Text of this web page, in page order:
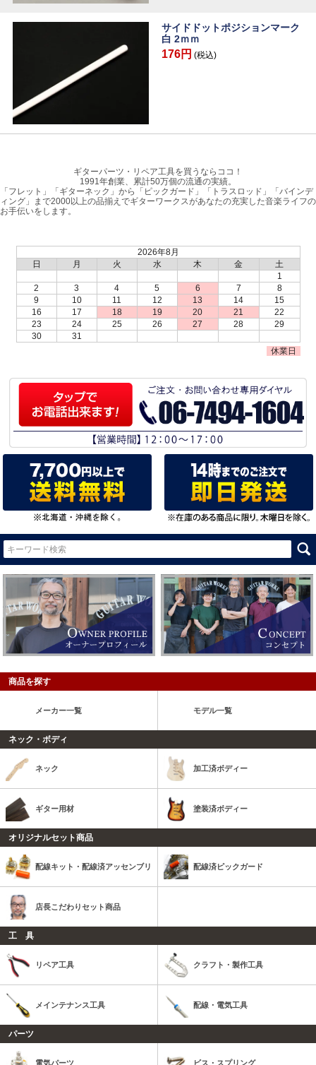
サイドドットポジションマーク
白 2ｍｍ
176円 (税込)
ギターパーツ・リペア工具を買うならココ！
1991年創業、累計50万個の流通の実績。
「フレット」「ギターネック」から「ピックガード」「トラスロッド」「バインデ
ィング」まで2000以上の品揃えでギターワークスがあなたの充実した音楽ライフの
お手伝いをします。
2026年8月
日
月 火 水 木 金
土
1
2
3 4 5 6 7
8
9
10 11 12 13 14
15
16
17 18 19 20 21
22
23
24 25 26 27 28
29
30
31
休業日
商品を探す
メーカー一覧 モデル一覧
ネック・ボディ
ネック 加工済ボディー
ギター用材 塗装済ボディー
オリジナルセット商品
配線キット・配線済アッセンブリ 配線済ピックガード
店長こだわりセット商品
工 具
リペア工具 クラフト・製作工具
メインテナンス工具 配線・電気工具
パーツ
電気パーツ ビス・スプリング